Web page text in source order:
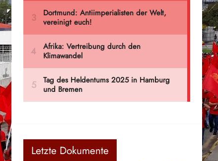
Letzte Dokumente